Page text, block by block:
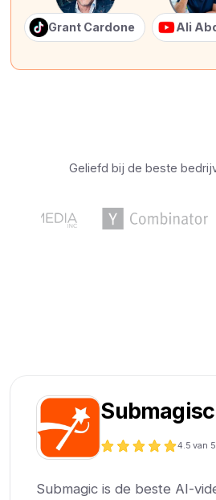
Grant Cardone Ali
Geliefd bij de beste
4.5 van
Submagic is de beste AI-